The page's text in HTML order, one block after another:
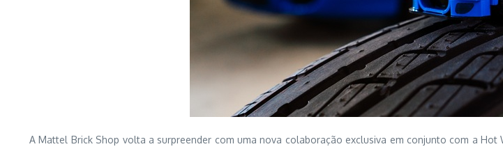
A Mattel Brick Shop volta a surpreender com uma nova colaboração exclusiva em conjunto com a